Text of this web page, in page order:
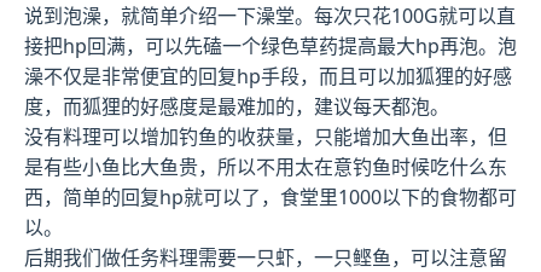
说到泡澡，就简单介绍一下澡堂。每次只花100G就可以直
接把hp回满，可以先磕一个绿色草药提高最大hp再泡。泡
澡不仅是非常便宜的回复hp手段，而且可以加狐狸的好感
度，而狐狸的好感度是最难加的，建议每天都泡。
没有料理可以增加钓鱼的收获量，只能增加大鱼出率，但
是有些小鱼比大鱼贵，所以不用太在意钓鱼时候吃什么东
西，简单的回复hp就可以了，食堂里1000以下的食物都可
以。
后期我们做任务料理需要一只虾，一只鲣鱼，可以注意留